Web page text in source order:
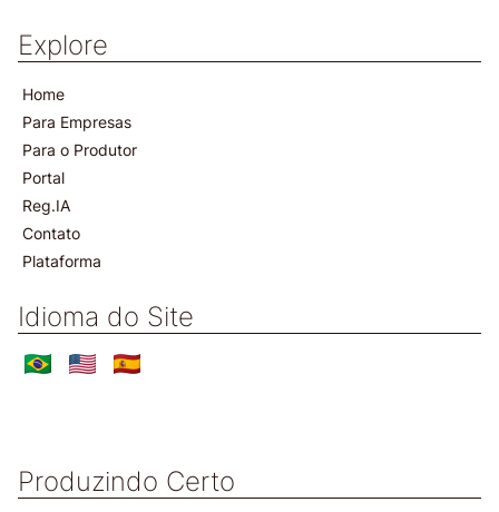
Explore
Home
Para Empresas
Para o Produtor
Portal
Reg.IA
Contato
Plataforma
Idioma do Site
Produzindo Certo